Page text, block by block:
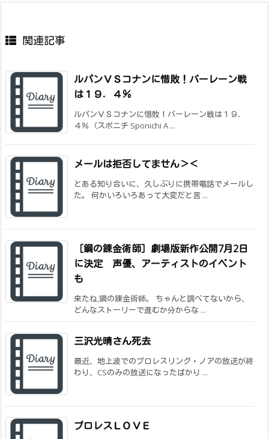
関連記事
ルパンＶＳコナンに惜敗！バーレーン戦
は１９．４％
ルパンＶＳコナンに惜敗！バーレーン戦は１９．
４％（スポニチ Sponichi A ...
メールは拒否してません＞＜
とある知り合いに、久しぶりに携帯電話でメールし
た。 何かいろいろあって大変だと言 ...
［鋼の錬金術師］劇場版新作公開7月2日
に決定 声優、アーティストのイベント
も
来たね,鋼の錬金術師。 ちゃんと調べてないから、
どんなストーリーで進むか分からな ...
三沢光晴さん死去
最近、地上波でのプロレスリング・ノアの放送が終
わり、CSのみの放送になったばかり ...
プロレスＬＯＶＥ